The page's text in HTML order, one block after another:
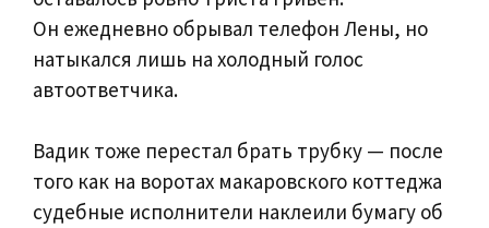
Он ежедневно обрывал телефон Лены, но
натыкался лишь на холодный голос
автоответчика.
Вадик тоже перестал брать трубку — после
того как на воротах макаровского коттеджа
судебные исполнители наклеили бумагу об